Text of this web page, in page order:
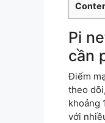
Pi
cần
Điểm
theo
khoảng
với